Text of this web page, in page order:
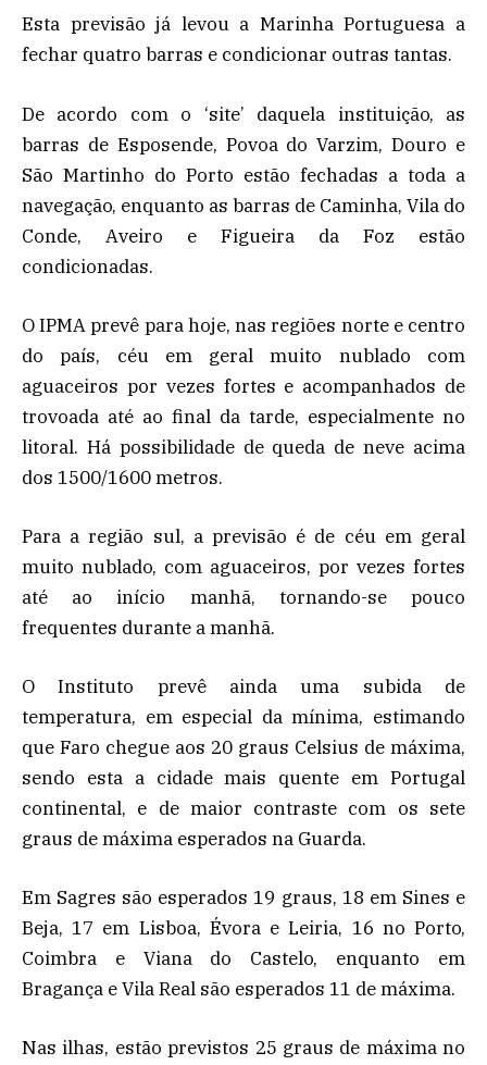
Esta previsão já levou a Marinha Portuguesa a
fechar quatro barras e condicionar outras tantas.
De acordo com o ‘site’ daquela instituição, as
barras de Esposende, Povoa do Varzim, Douro e
São Martinho do Porto estão fechadas a toda a
navegação, enquanto as barras de Caminha, Vila do
Conde, Aveiro e Figueira da Foz estão
condicionadas.
O IPMA prevê para hoje, nas regiões norte e centro
do país, céu em geral muito nublado com
aguaceiros por vezes fortes e acompanhados de
trovoada até ao final da tarde, especialmente no
litoral. Há possibilidade de queda de neve acima
dos 1500/1600 metros.
Para a região sul, a previsão é de céu em geral
muito nublado, com aguaceiros, por vezes fortes
até ao início manhã, tornando-se pouco
frequentes durante a manhã.
O Instituto prevê ainda uma subida de
temperatura, em especial da mínima, estimando
que Faro chegue aos 20 graus Celsius de máxima,
sendo esta a cidade mais quente em Portugal
continental, e de maior contraste com os sete
graus de máxima esperados na Guarda.
Em Sagres são esperados 19 graus, 18 em Sines e
Beja, 17 em Lisboa, Évora e Leiria, 16 no Porto,
Coimbra e Viana do Castelo, enquanto em
Bragança e Vila Real são esperados 11 de máxima.
Nas ilhas, estão previstos 25 graus de máxima no